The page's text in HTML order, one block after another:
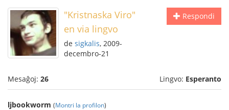
Respondi
"Kristnaska Viro"
en via lingvo
de sigkalis, 2009-
decembro-21
Mesaĝoj: 26 Lingvo: Esperanto
ljbookworm (Montri la profilon)